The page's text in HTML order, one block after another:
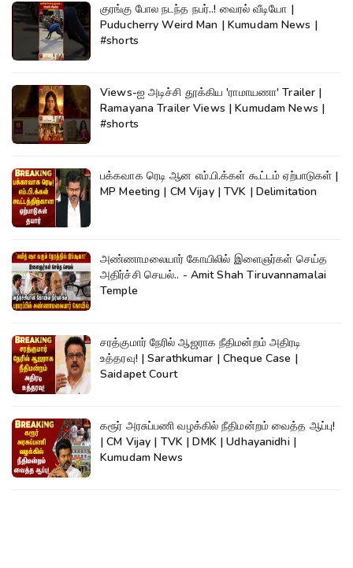
குரங்கு போல நடந்த நபர்..! வைரல் வீடியோ |
Puducherry Weird Man | Kumudam News |
#shorts
Views-ஐ அடிச்சி தூக்கிய 'ராமாயணா' Trailer |
Ramayana Trailer Views | Kumudam News |
#shorts
பக்கவாக ரெடி ஆன எம்.பி.க்கள் கூட்டம் ஏற்பாடுகள் |
MP Meeting | CM Vijay | TVK | Delimitation
அண்ணாமலையார் கோயிலில் இளைஞர்கள் செய்த
அதிர்ச்சி செயல்.. - Amit Shah Tiruvannamalai
Temple
சரத்குமார் நேரில் ஆஜராக நீதிமன்றம் அதிரடி
உத்தரவு! | Sarathkumar | Cheque Case |
Saidapet Court
கரூர் அரசுப்பணி வழக்கில் நீதிமன்றம் வைத்த ஆப்பு!
| CM Vijay | TVK | DMK | Udhayanidhi |
Kumudam News